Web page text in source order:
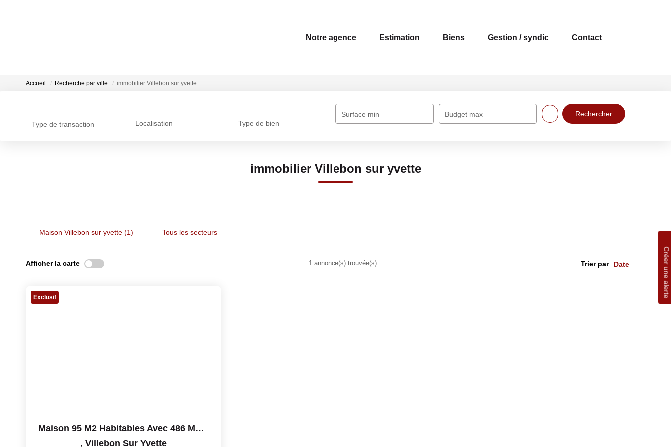
Notre agence Estimation Biens Gestion / syndic Contact
Accueil Recherche par ville immobilier Villebon sur yvette
Type de transaction Localisation Type de bien
Surface min Budget max
immobilier Villebon sur yvette
Maison Villebon sur yvette (1) Tous les secteurs
Créer une alerte
Afficher la carte 1 annonce(s) trouvée(s) Trier par
Exclusif
Maison 95 M2 Habitables Avec 486 M2 De Terrain Sans Vis-À-Vi
, Villebon Sur Yvette